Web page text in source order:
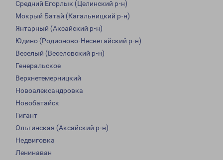
Средний Егорлык (Целинский р-н)
Мокрый Батай (Кагальницкий р-н)
Янтарный (Аксайский р-н)
Юдино (Родионово-Несветайский р-н)
Веселый (Веселовский р-н)
Генеральское
Верхнетемерницкий
Новоалександровка
Новобатайск
Гигант
Ольгинская (Аксайский р-н)
Недвиговка
Ленинаван